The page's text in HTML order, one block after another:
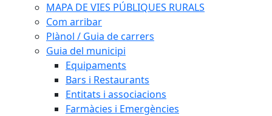
MAPA DE VIES PÚBLIQUES RURALS
Com arribar
Plànol / Guia de carrers
Guia del municipi
Equipaments
Bars i Restaurants
Entitats i associacions
Farmàcies i Emergències